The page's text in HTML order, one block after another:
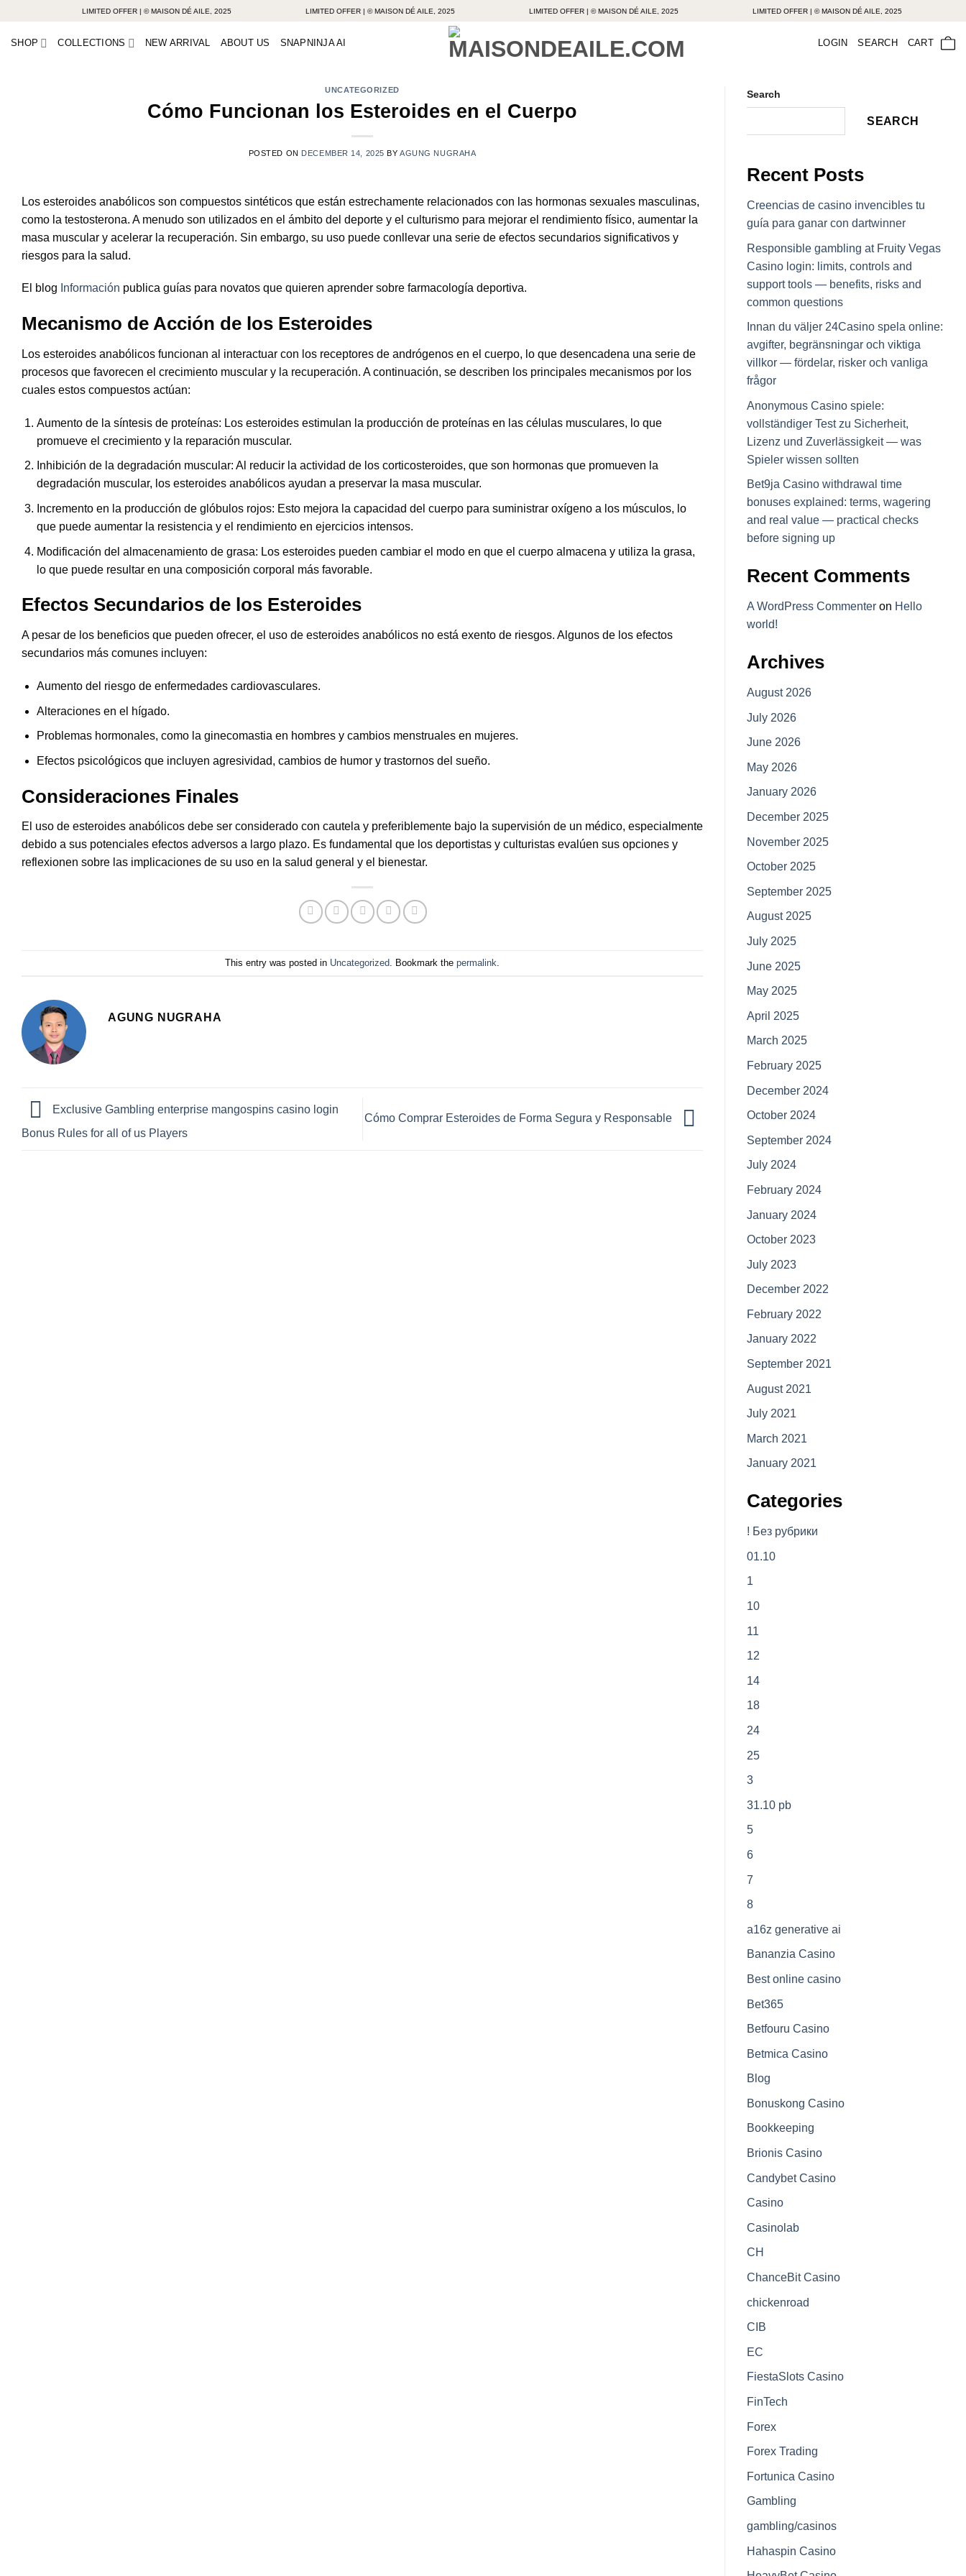
content
LIMITED OFFER | © MAISON DÉ AILE, 2025 LIMITED OFFER | © MAISON DÉ AILE, 2025 LIMITED OFFER | © MAISON DÉ AILE, 2025 LIMITED OFFER | © MAISON DÉ AILE, 2025
SHOP COLLECTIONS NEW ARRIVAL ABOUT US SNAPNINJA AI LOGIN SEARCH CART
UNCATEGORIZED
Cómo Funcionan los Esteroides en el Cuerpo
POSTED ON DECEMBER 14, 2025 BYAGUNG NUGRAHA
Los esteroides anabólicos son compuestos sintéticos que están estrechamente relacionados con las hormonas sexuales masculinas,
como la testosterona. A menudo son utilizados en el ámbito del deporte y el culturismo para mejorar el rendimiento físico, aumentar la
masa muscular y acelerar la recuperación. Sin embargo, su uso puede conllevar una serie de efectos secundarios significativos y
riesgos para la salud.
El blog Información publica guías para novatos que quieren aprender sobre farmacología deportiva.
Mecanismo de Acción de los Esteroides
Los esteroides anabólicos funcionan al interactuar con los receptores de andrógenos en el cuerpo, lo que desencadena una serie de
procesos que favorecen el crecimiento muscular y la recuperación. A continuación, se describen los principales mecanismos por los
cuales estos compuestos actúan:
Aumento de la síntesis de proteínas: Los esteroides estimulan la producción de proteínas en las células musculares, lo que
promueve el crecimiento y la reparación muscular.
Inhibición de la degradación muscular: Al reducir la actividad de los corticosteroides, que son hormonas que promueven la
degradación muscular, los esteroides anabólicos ayudan a preservar la masa muscular.
Incremento en la producción de glóbulos rojos: Esto mejora la capacidad del cuerpo para suministrar oxígeno a los músculos, lo
que puede aumentar la resistencia y el rendimiento en ejercicios intensos.
Modificación del almacenamiento de grasa: Los esteroides pueden cambiar el modo en que el cuerpo almacena y utiliza la grasa,
lo que puede resultar en una composición corporal más favorable.
Efectos Secundarios de los Esteroides
A pesar de los beneficios que pueden ofrecer, el uso de esteroides anabólicos no está exento de riesgos. Algunos de los efectos
secundarios más comunes incluyen:
Aumento del riesgo de enfermedades cardiovasculares.
Alteraciones en el hígado.
Problemas hormonales, como la ginecomastia en hombres y cambios menstruales en mujeres.
Efectos psicológicos que incluyen agresividad, cambios de humor y trastornos del sueño.
Consideraciones Finales
El uso de esteroides anabólicos debe ser considerado con cautela y preferiblemente bajo la supervisión de un médico, especialmente
debido a sus potenciales efectos adversos a largo plazo. Es fundamental que los deportistas y culturistas evalúen sus opciones y
reflexionen sobre las implicaciones de su uso en la salud general y el bienestar.
This entry was posted in Uncategorized . Bookmark the permalink
AGUNG NUGRAHA
Exclusive Gambling enterprise mangospins casino login
Bonus Rules for all of us Players
Cómo Comprar Esteroides de Forma Segura y Responsable
Search
SEARCH
Recent Posts
Creencias de casino invencibles tu
guía para ganar con dartwinner
Responsible gambling at Fruity Vegas
Casino login: limits, controls and
support tools — benefits, risks and
common questions
Innan du väljer 24Casino spela online:
avgifter, begränsningar och viktiga
villkor — fördelar, risker och vanliga
frågor
Anonymous Casino spiele:
vollständiger Test zu Sicherheit,
Lizenz und Zuverlässigkeit — was
Spieler wissen sollten
Bet9ja Casino withdrawal time
bonuses explained: terms, wagering
and real value — practical checks
before signing up
Recent Comments
A WordPress Commenter on Hello
world!
Archives
August 2026
July 2026
June 2026
May 2026
January 2026
December 2025
November 2025
October 2025
September 2025
August 2025
July 2025
June 2025
May 2025
April 2025
March 2025
February 2025
December 2024
October 2024
September 2024
July 2024
February 2024
January 2024
October 2023
July 2023
December 2022
February 2022
January 2022
September 2021
August 2021
July 2021
March 2021
January 2021
Categories
! Без рубрики
01.10
1
10
11
12
14
18
24
25
3
31.10 pb
5
6
7
8
a16z generative ai
Bananzia Casino
Best online casino
Bet365
Betfouru Casino
Betmica Casino
Blog
Bonuskong Casino
Bookkeeping
Brionis Casino
Candybet Casino
Casino
Casinolab
CH
ChanceBit Casino
chickenroad
CIB
EC
FiestaSlots Casino
FinTech
Forex
Forex Trading
Fortunica Casino
Gambling
gambling/casinos
Hahaspin Casino